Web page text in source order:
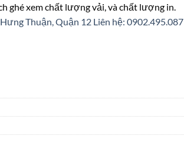
ghé xem chất lượng vải, và chất lượng in.
Thuận, Quận 12 Liên hệ: 0902.495.087